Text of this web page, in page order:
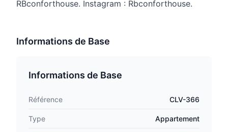
RBconforthouse. Instagram : Rbconforthouse.
Informations de Base
Informations de Base
Référence CLV-366
Type Appartement